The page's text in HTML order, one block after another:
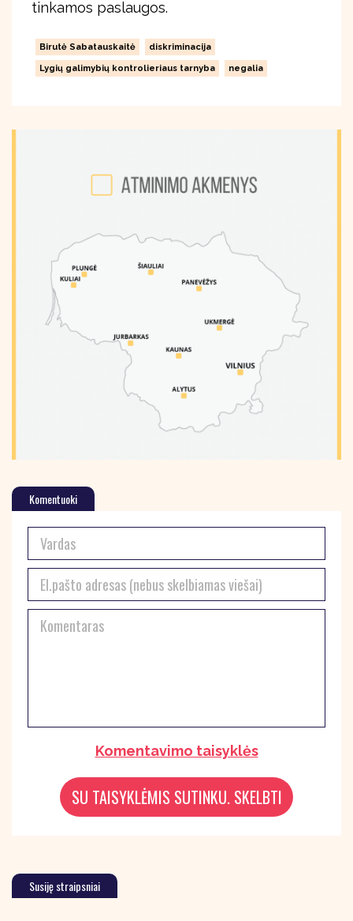
tinkamos paslaugos.
Birutė Sabatauskaitė diskriminacija
Lygių galimybių kontrolieriaus tarnyba negalia
Komentuoki
Komentavimo taisyklės
Susiję straipsniai